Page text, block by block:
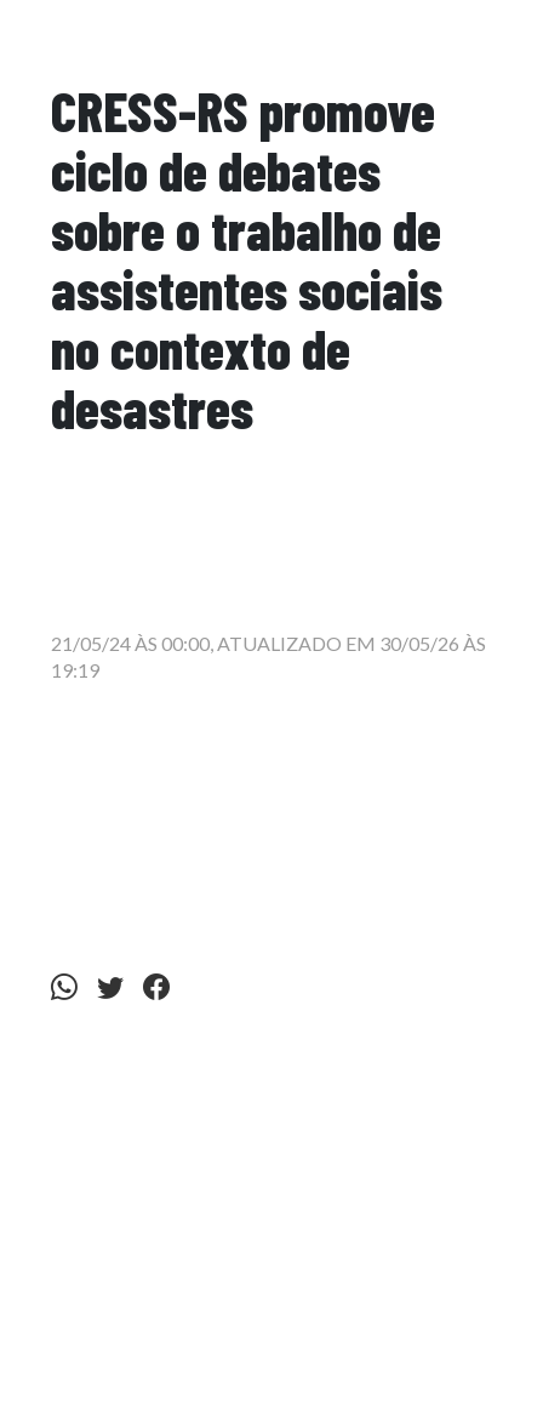
CRESS-RS promove
ciclo de debates
sobre o trabalho de
assistentes sociais
no contexto de
desastres
21/05/24 ÀS 00:00, ATUALIZADO EM 30/05/26 ÀS
19:19